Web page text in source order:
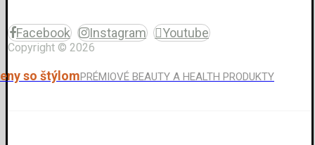
Facebook Instagram Youtube
Copyright © 2026
so štýlomPRÉMIOVÉ BEAUTY A HEALTH PRODUKTY